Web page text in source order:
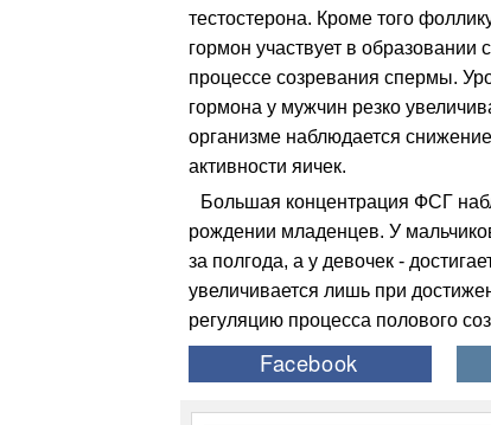
тестостерона. Кроме того
гормон участвует в образовании
процессе созревания спермы.
гормона у мужчин резко
организме наблюдается
активности яичек.
Большая концентрация ФСГ
рождении младенцев. У
за полгода, а у девочек -
увеличивается лишь при
регуляцию процесса полового